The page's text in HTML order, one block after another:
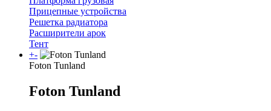
Прицепные устройства
Решетка радиатора
Расширители арок
Тент
+-
Foton Tunland
Foton Tunland